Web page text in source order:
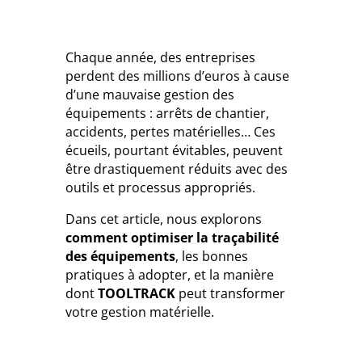
Chaque année, des entreprises
perdent des millions d’euros à cause
d’une mauvaise gestion des
équipements : arrêts de chantier,
accidents, pertes matérielles… Ces
écueils, pourtant évitables, peuvent
être drastiquement réduits avec des
outils et processus appropriés.
Dans cet article, nous explorons
comment optimiser la traçabilité
des équipements, les bonnes
pratiques à adopter, et la manière
dontTOOLTRACKpeut transformer
votre gestion matérielle.